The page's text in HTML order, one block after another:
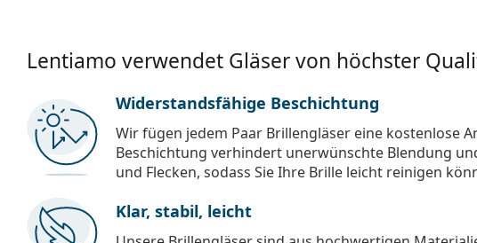
Lentiamo verwendet Gläser von höchster
Widerstandsfähige Beschichtung
Wir fügen jedem Paar Brillengläser eine kostenlose
Beschichtung verhindert unerwünschte Blendung
und Flecken, sodass Sie Ihre Brille leicht reinigen
Klar, stabil, leicht